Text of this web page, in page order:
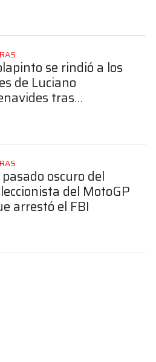
se rindió a los
de Luciano
tras
pasado oscuro del
del MotoGP
arrestó el FBI